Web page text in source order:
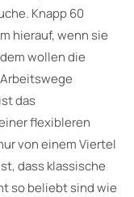
Knapp 60
hierauf, wenn sie
wollen die
das
flexibleren
von einem Viertel
dass klassische
so beliebt sind wie